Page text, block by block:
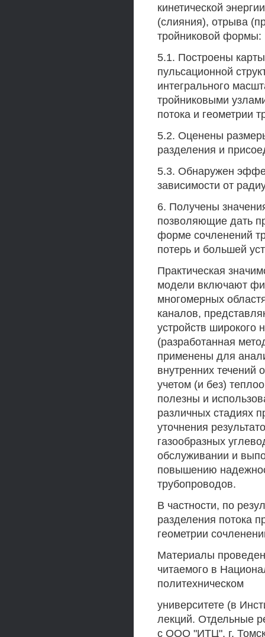
кинетической
(слияния), отрыва
тройниковой формы:
5.1. Построены
пульсационной
интегрального
тройниковыми
потока и геометрии
5.2. Оценены
разделения и
5.3. Обнаружен
зависимости от
6. Получены
позволяющие дать
форме сочленений
потерь и большей
Практическая
модели включают
многомерных
каналов,
устройств широкого
(разработанная
применены для
внутренних течений
учетом (и без)
полезны и
различных стадиях
уточнения
газообразных
обслуживании и
повышению
трубопроводов.
В частности, по
разделения потока
геометрии
Материалы
читаемого в
политехническом
университете (в
лекций. Отдельные
с ООО "ИТЦ", г.